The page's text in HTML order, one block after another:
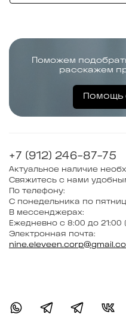
Поможем
расскажем
Помощь
+7 (912) 246-87-75
Актуальное наличие
Свяжитесь с нами
По телефону:
С понедельника по
В мессенджерах:
Ежедневно с 8:00 до 21:00
Электронная почта: